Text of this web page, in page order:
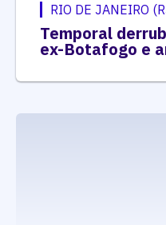
RIO DE JANEIRO
Temporal
ex-Botafogo e